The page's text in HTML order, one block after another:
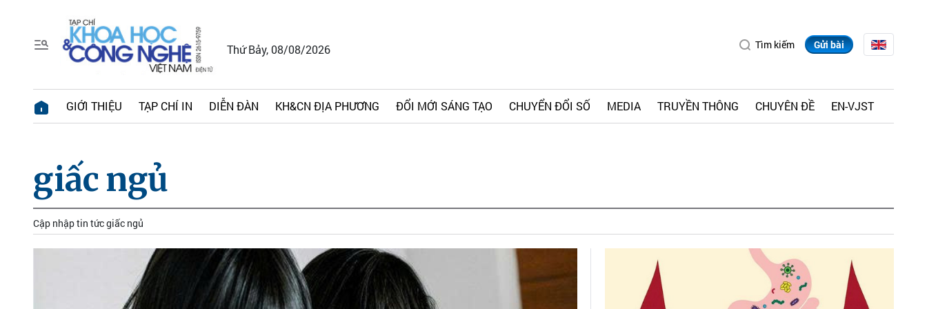
Thứ Bảy, 08/08/2026 Tìm kiếm Gửi bài
GIỚI THIỆU TẠP CHÍ IN DIỄN ĐÀN KH&CN ĐỊA PHƯƠNG ĐỔI MỚI SÁNG TẠO CHUYỂN ĐỔI SỐ MEDIA TRUYỀN THÔNG CHUYÊN ĐỀ EN-VJST
giấc ngủ
Cập nhập tin tức giấc ngủ